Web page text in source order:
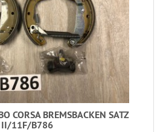
CORSA BREMSBACKEN SATZ
II/11F/B786